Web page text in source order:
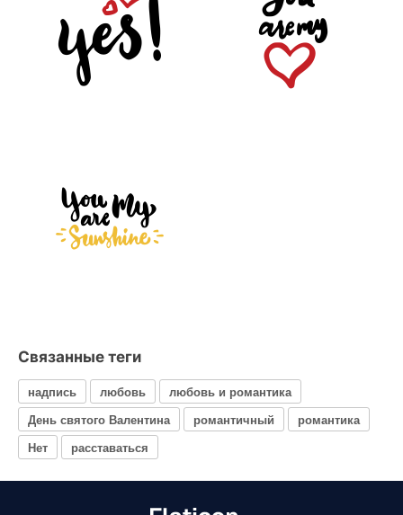
Связанные теги
надпись любовь
любовь и романтика
День святого Валентина
романтичный
романтика
Нет
расставаться